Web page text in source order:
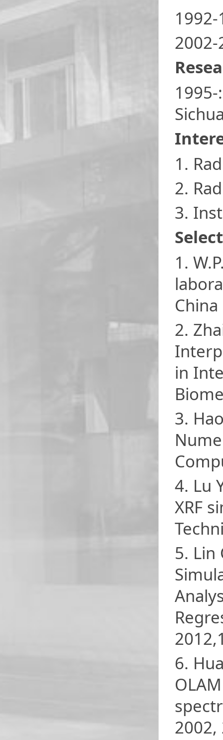
1.
2.
3.
1.
2.
in
3.
4. Lu
XRF
5. Lin
6.
2002,